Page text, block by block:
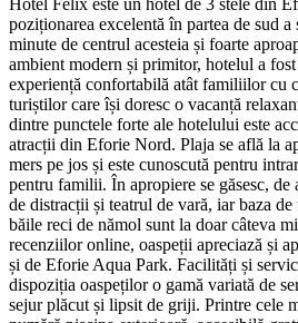
poziționarea excelentă în partea de sud
minute de centrul acesteia și foarte
ambient modern și primitor, hotelul a
experiență confortabilă atât familiilor cu
turiștilor care își doresc o vacanță
dintre punctele forte ale hotelului este
atracții din Eforie Nord. Plaja se află la
mers pe jos și este cunoscută pentru
pentru familii. În apropiere se găsesc, de
de distracții și teatrul de vară, iar baza
băile reci de nămol sunt la doar câteva
recenziilor online, oaspeții apreciază și
și de Eforie Aqua Park. Facilități și
dispoziția oaspeților o gamă variată de
sejur plăcut și lipsit de griji. Printre cele